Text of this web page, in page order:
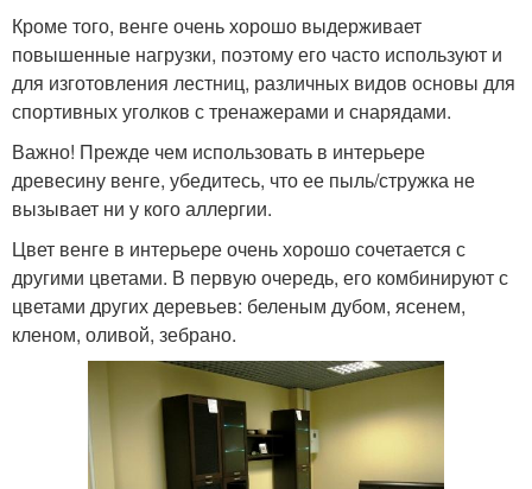
Кроме того, венге очень хорошо выдерживает
повышенные нагрузки, поэтому его часто используют и
для изготовления лестниц, различных видов основы для
спортивных уголков с тренажерами и снарядами.
Важно! Прежде чем использовать в интерьере
древесину венге, убедитесь, что ее пыль/стружка не
вызывает ни у кого аллергии.
Цвет венге в интерьере очень хорошо сочетается с
другими цветами. В первую очередь, его комбинируют с
цветами других деревьев: беленым дубом, ясенем,
кленом, оливой, зебрано.